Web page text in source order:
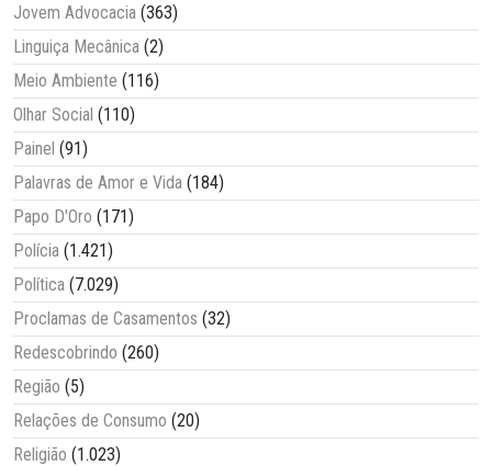
Jovem Advocacia (363)
Linguiça Mecânica (2)
Meio Ambiente (116)
Olhar Social (110)
Painel (91)
Palavras de Amor e Vida (184)
Papo D'Oro (171)
Polícia (1.421)
Política (7.029)
Proclamas de Casamentos (32)
Redescobrindo (260)
Região (5)
Relações de Consumo (20)
Religião (1.023)